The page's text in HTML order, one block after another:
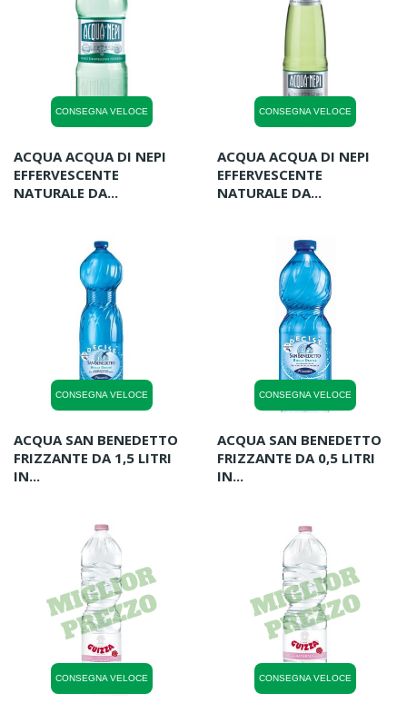
CONSEGNA VELOCE
ACQUA ACQUA DI NEPI
EFFERVESCENTE
NATURALE DA...
CONSEGNA VELOCE
ACQUA ACQUA DI NEPI
EFFERVESCENTE
NATURALE DA...
CONSEGNA VELOCE
ACQUA SAN BENEDETTO
FRIZZANTE DA 1,5 LITRI
IN...
CONSEGNA VELOCE
ACQUA SAN BENEDETTO
FRIZZANTE DA 0,5 LITRI
IN...
CONSEGNA VELOCE CONSEGNA VELOCE